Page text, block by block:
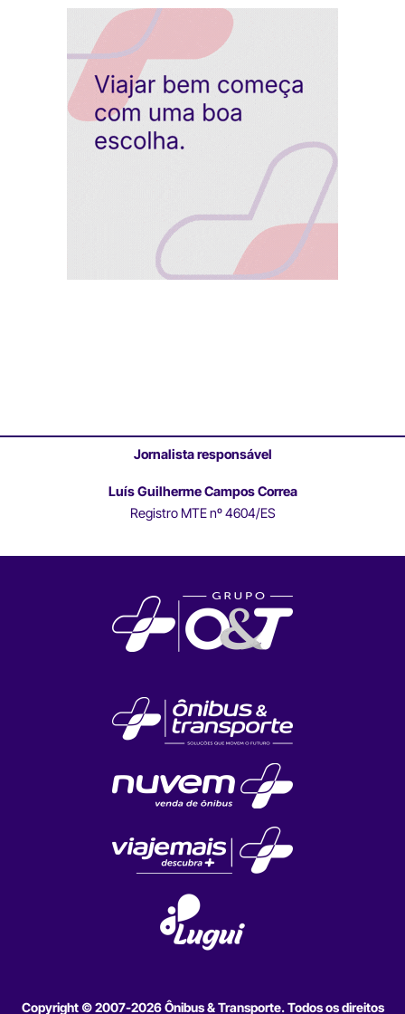
Jornalista responsável
Luís Guilherme Campos Correa
Registro MTE nº 4604/ES
Copyright © 2007-2026 Ônibus & Transporte. Todos os direitos